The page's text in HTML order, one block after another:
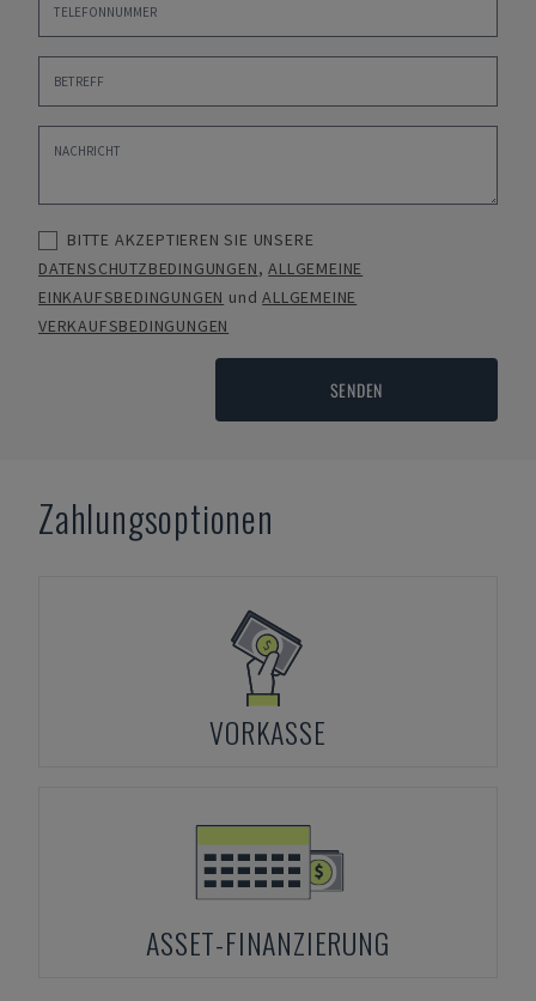
BITTE AKZEPTIEREN SIE UNSERE
DATENSCHUTZBEDINGUNGEN,ALLGEMEINE
EINKAUFSBEDINGUNGEN undALLGEMEINE
VERKAUFSBEDINGUNGEN
SENDEN
Zahlungsoptionen
VORKASSE
ASSET-FINANZIERUNG